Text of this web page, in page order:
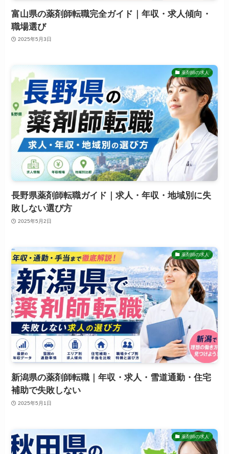
富山県の薬剤師転職完全ガイド｜年収・求人傾向・
職場選び
2025年5月3日
薬剤師の求人
長野県薬剤師転職ガイド｜求人・年収・地域別に失
敗しない選び方
2025年5月2日
薬剤師の求人
新潟県の薬剤師転職｜年収・求人・雪道通勤・住宅
補助で失敗しない
2025年5月1日
薬剤師の求人